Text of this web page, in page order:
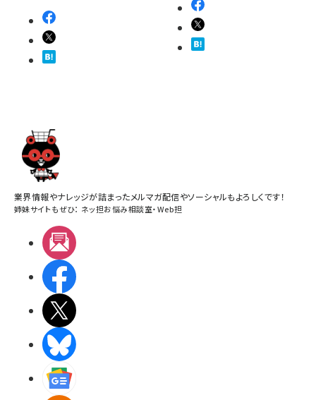
業界情報やナレッジが詰まったメルマガ配信やソーシャルもよろしくです！
姉妹サイトもぜひ： ネッ担お悩み相談室・Web担